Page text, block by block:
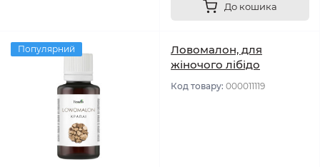
До кошика
Популярний
Ловомалон, для
жіночого лібідо
Код товару: 000011119